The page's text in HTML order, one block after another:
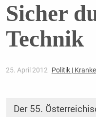
Sicher
Technik
25. April 2012 Politik |
Der 55.